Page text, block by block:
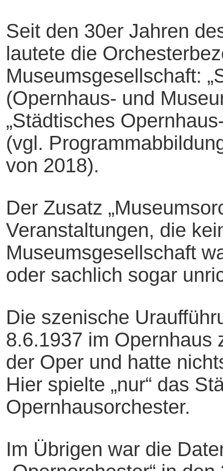
Seit den 30er Jahren
lautete die
Museumsgesellschaft:
(Opernhaus- und
„Städtisches
(vgl.
von 2018).
Der Zusatz
Veranstaltungen, die
Museumsgesellschaft
oder sachlich sogar
Die szenische
8.6.1937 im Opernhaus
der Oper und hatte
Hier spielte „nur“ das
Opernhausorchester.
Im Übrigen war die